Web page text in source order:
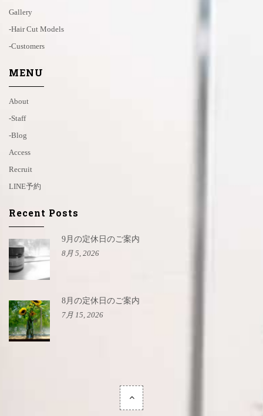
Gallery
-hair Cut Models
-customers
MENU
About
-staff
-blog
Access
Recruit
LINE予約
Recent Posts
9月の定休日のご案内
8月 5, 2026
8月の定休日のご案内
7月 15, 2026